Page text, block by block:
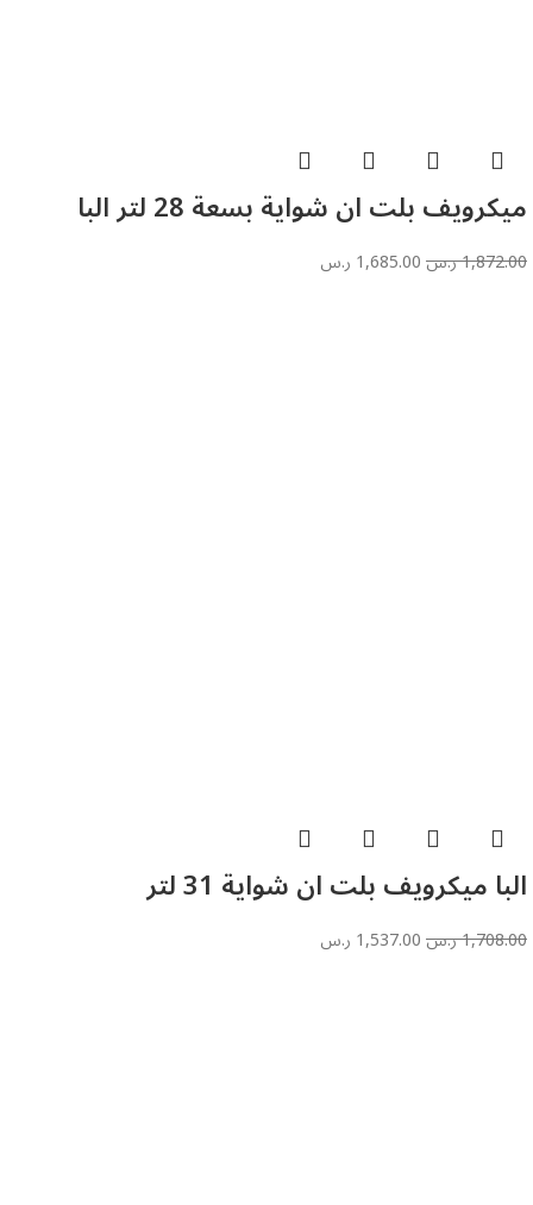
ميكرويف بلت ان شواية بسعة 28 لتر البا
1,872.00ر.س1,685.00 ر.س
البا ميكرويف بلت ان شواية 31 لتر
1,708.00ر.س1,537.00 ر.س